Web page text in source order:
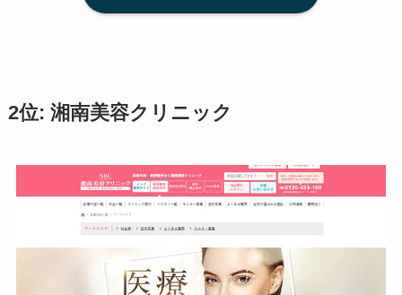
2位: 湘南美容クリニック